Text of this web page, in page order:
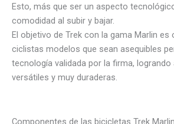
Esto, más que ser un aspecto
comodidad al subir y bajar.
El objetivo de Trek con la gama Marlin es
ciclistas modelos que sean asequibles
tecnología validada por la firma, logrando
versátiles y muy duraderas.
Componentes de las bicicletas Trek Marlin